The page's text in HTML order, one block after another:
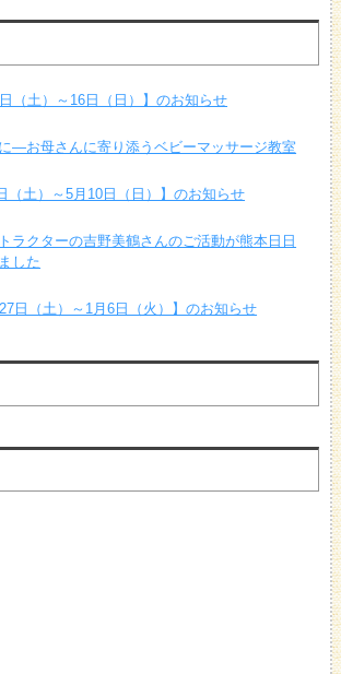
（土）～16日（日）】のお知らせ
―お母さんに寄り添うベビーマッサージ教室
（土）～5月10日（日）】のお知らせ
ラクターの吉野美鶴さんのご活動が熊本日日
した
日（土）～1月6日（火）】のお知らせ